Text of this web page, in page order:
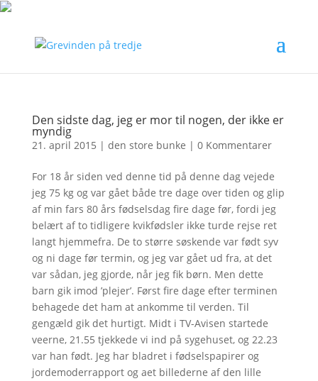
Den sidste dag, jeg er mor til nogen, der ikke er
myndig
21. april 2015 | den store bunke | 0 Kommentarer
For 18 år siden ved denne tid på denne dag vejede
jeg 75 kg og var gået både tre dage over tiden og glip
af min fars 80 års fødselsdag fire dage før, fordi jeg
belært af to tidligere kvikfødsler ikke turde rejse ret
langt hjemmefra. De to større søskende var født syv
og ni dage før termin, og jeg var gået ud fra, at det
var sådan, jeg gjorde, når jeg fik børn. Men dette
barn gik imod ’plejer’. Først fire dage efter terminen
behagede det ham at ankomme til verden. Til
gengæld gik det hurtigt. Midt i TV-Avisen startede
veerne, 21.55 tjekkede vi ind på sygehuset, og 22.23
var han født. Jeg har bladret i fødselspapirer og
jordemoderrapport og aet billederne af den lille